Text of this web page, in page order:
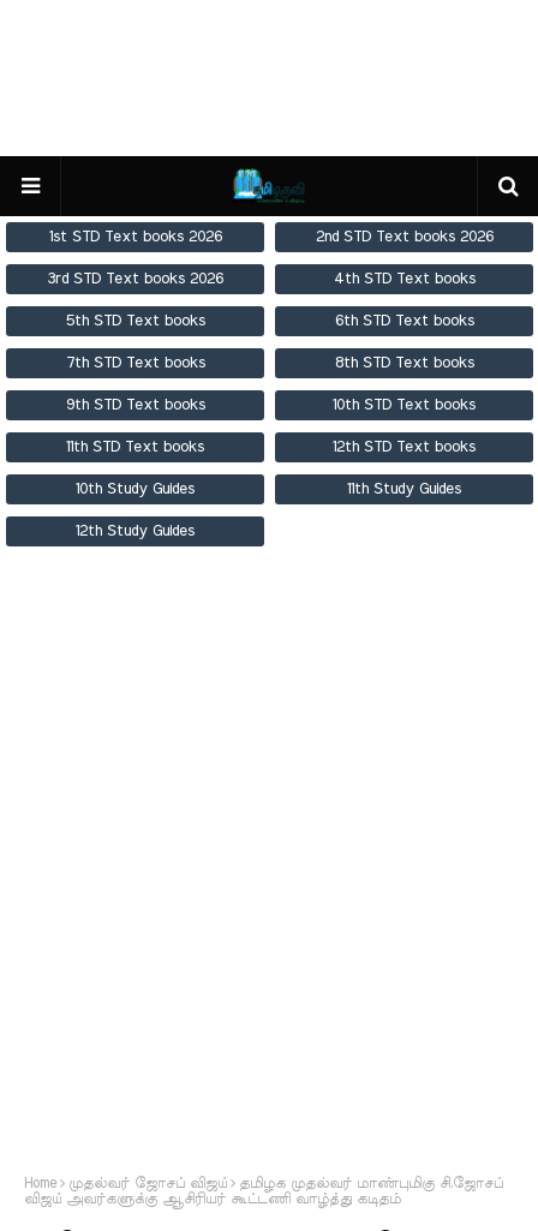
1st STD Text books 2026 2nd STD Text books 2026
3rd STD Text books 2026 4th STD Text books
5th STD Text books 6th STD Text books
7th STD Text books 8th STD Text books
9th STD Text books 10th STD Text books
11th STD Text books 12th STD Text books
10th Study Guides 11th Study Guides
12th Study Guides
Home முதல்வர் ஜோசப் விஜய்
தமிழக முதல்வர் மாண்புமிகு சி.ஜோசப்
விஜய் அவர்களுக்கு ஆசிரியர் கூட்டணி வாழ்த்து கடிதம்